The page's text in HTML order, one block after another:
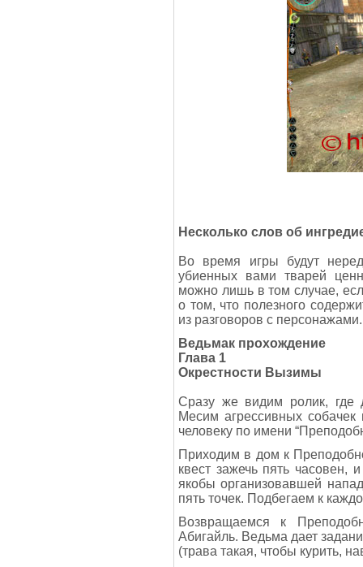
Несколько слов об
Во время игры будут
убиенных вами тварей
можно лишь в том случае,
о том, что полезного
из разговоров с персонажами.
Ведьмак прохождение
Глава 1
Окрестности Вызимы
Сразу же видим ролик, где
Месим агрессивных
человеку по имени
Приходим в дом к
квест зажечь пять часовен,
якобы организовавшей
пять точек. Подбегаем к
Возвращаемся к
Абигайль. Ведьма дает
(трава такая, чтобы курить,